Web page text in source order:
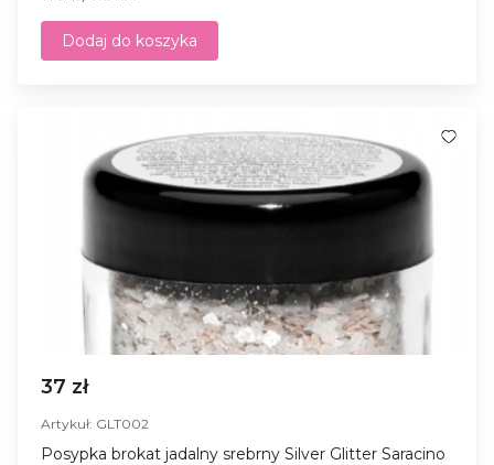
Dodaj do koszyka
37 zł
Artykuł: GLT002
Posypka brokat jadalny srebrny Silver Glitter Saracino